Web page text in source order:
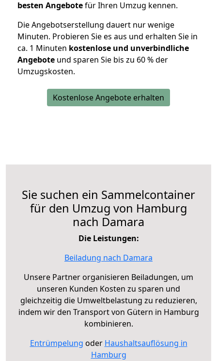
besten Angebotefür Ihren Umzug kennen.
Die Angebotserstellung dauert nur wenige
Minuten. Probieren Sie es aus und erhalten Sie in
ca. 1 Minuten kostenlose und unverbindliche
Angebote und sparen Sie bis zu 60 % der
Umzugskosten.
Kostenlose Angebote erhalten
Sie suchen ein Sammelcontainer
für den Umzug von Hamburg
nach Damara
Die Leistungen:
Beiladung nach Damara
Unsere Partner organisieren Beiladungen, um
unseren Kunden Kosten zu sparen und
gleichzeitig die Umweltbelastung zu reduzieren,
indem wir den Transport von Gütern in Hamburg
kombinieren.
Entrümpelung oder Haushaltsauflösung in
Hamburg